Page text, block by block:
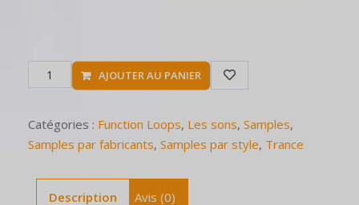
AJOUTER AU PANIER
Catégories : Function Loops, Les sons, Samples,
Samples par fabricants, Samples par style, Trance
Description Avis (0)